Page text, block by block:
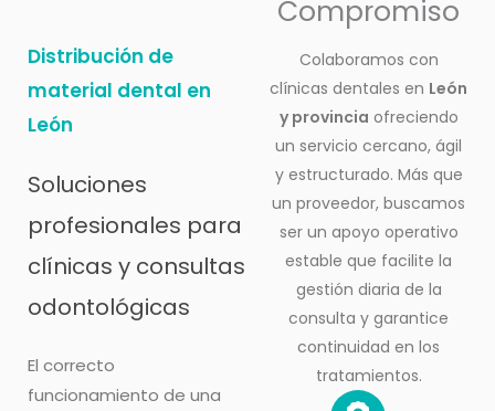
Distribución de
material dental en
León
Soluciones
profesionales para
clínicas y consultas
odontológicas
El correcto
funcionamiento de una
Compromiso
Colaboramos con
clínicas dentales en León
y provincia ofreciendo
un servicio cercano, ágil
y estructurado. Más que
un proveedor, buscamos
ser un apoyo operativo
estable que facilite la
gestión diaria de la
consulta y garantice
continuidad en los
tratamientos.